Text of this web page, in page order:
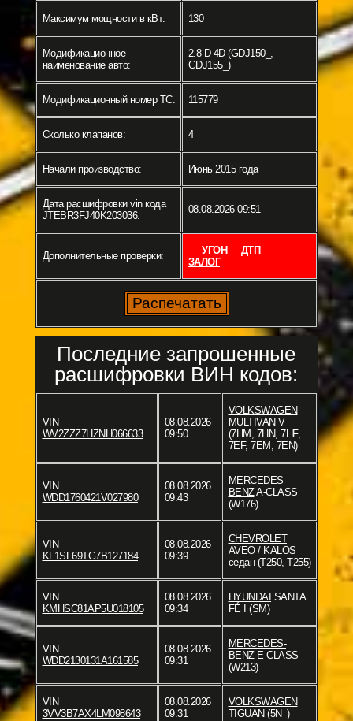
Максимум мощности в кВт: 130
Модификационное
наименование авто:
2.8 D-4D (GDJ150_,
GDJ155_)
Модификационный номер ТС: 115779
Сколько клапанов: 4
Начали производство: Июнь 2015 года
Дата расшифровки vin кода
JTEBR3FJ40K203036:
08.08.2026 09:51
Дополнительные проверки: УГОН
ДТП
ЗАЛОГ
Последние запрошенные
расшифровки ВИН кодов:
VIN
WV2ZZZ7HZNH066633
08.08.2026
09:50
VOLKSWAGEN
MULTIVAN V
(7HM, 7HN, 7HF,
7EF, 7EM, 7EN)
VIN
WDD1760421V027980
08.08.2026
09:43
MERCEDES-
BENZA-CLASS
(W176)
VIN
KL1SF69TG7B127184
08.08.2026
09:39
CHEVROLET
AVEO / KALOS
седан (T250, T255)
VIN
KMHSC81AP5U018105
08.08.2026
09:34
HYUNDAI SANTA
FÉ I (SM)
VIN
WDD2130131A161585
08.08.2026
09:31
MERCEDES-
BENZE-CLASS
(W213)
VIN
3VV3B7AX4LM098643
08.08.2026
09:31
VOLKSWAGEN
TIGUAN (5N_)